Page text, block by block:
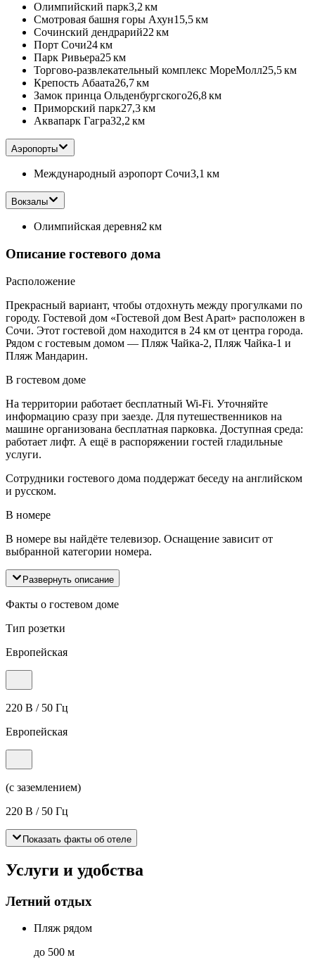
Олимпийский парк3,2 км
Смотровая башня горы Ахун15,5 км
Сочинский дендрарий22 км
Порт Сочи24 км
Парк Ривьера25 км
Торгово-развлекательный комплекс МореМолл25,5 км
Крепость Абаата26,7 км
Замок принца Ольденбургского26,8 км
Приморский парк27,3 км
Аквапарк Гагра32,2 км
Аэропорты
Международный аэропорт Сочи3,1 км
Вокзалы
Олимпийская деревня2 км
Описание гостевого дома
Расположение
Прекрасный вариант, чтобы отдохнуть между прогулками по
городу. Гостевой дом «Гостевой дом Best Apart» расположен в
Сочи. Этот гостевой дом находится в 24 км от центра города.
Рядом с гостевым домом — Пляж Чайка-2, Пляж Чайка-1 и
Пляж Мандарин.
В гостевом доме
На территории работает бесплатный Wi-Fi. Уточняйте
информацию сразу при заезде. Для путешественников на
машине организована бесплатная парковка. Доступная среда:
работает лифт. А ещё в распоряжении гостей гладильные
услуги.
Сотрудники гостевого дома поддержат беседу на английском
и русском.
В номере
В номере вы найдёте телевизор. Оснащение зависит от
выбранной категории номера.
Развернуть описание
Факты о гостевом доме
Тип розетки
Европейская
220 В / 50 Гц
Европейская
(с заземлением)
220 В / 50 Гц
Показать факты об отеле
Услуги и удобства
Летний отдых
Пляж рядом
до 500 м